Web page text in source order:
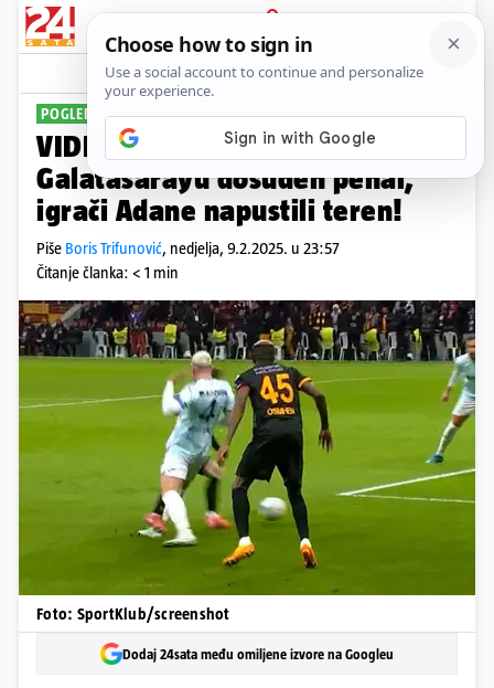
PRIJAVA
Sport Komentari
POGLEDAJTE SITUACIJU
VIDEO Novi skandal u Turskoj:
Galatasarayu dosuđen penal,
igrači Adane napustili teren!
Piše Boris Trifunović, nedjelja, 9.2.2025. u 23:57
Čitanje članka: < 1 min
Foto: SportKlub/screenshot
Dodaj 24sata među omiljene izvore na Googleu